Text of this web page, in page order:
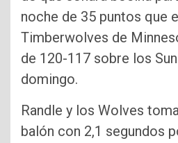
noche de 35 puntos que
Timberwolves de
de 120-117 sobre los
domingo.
Randle y los Wolves
balón con 2,1 segundos